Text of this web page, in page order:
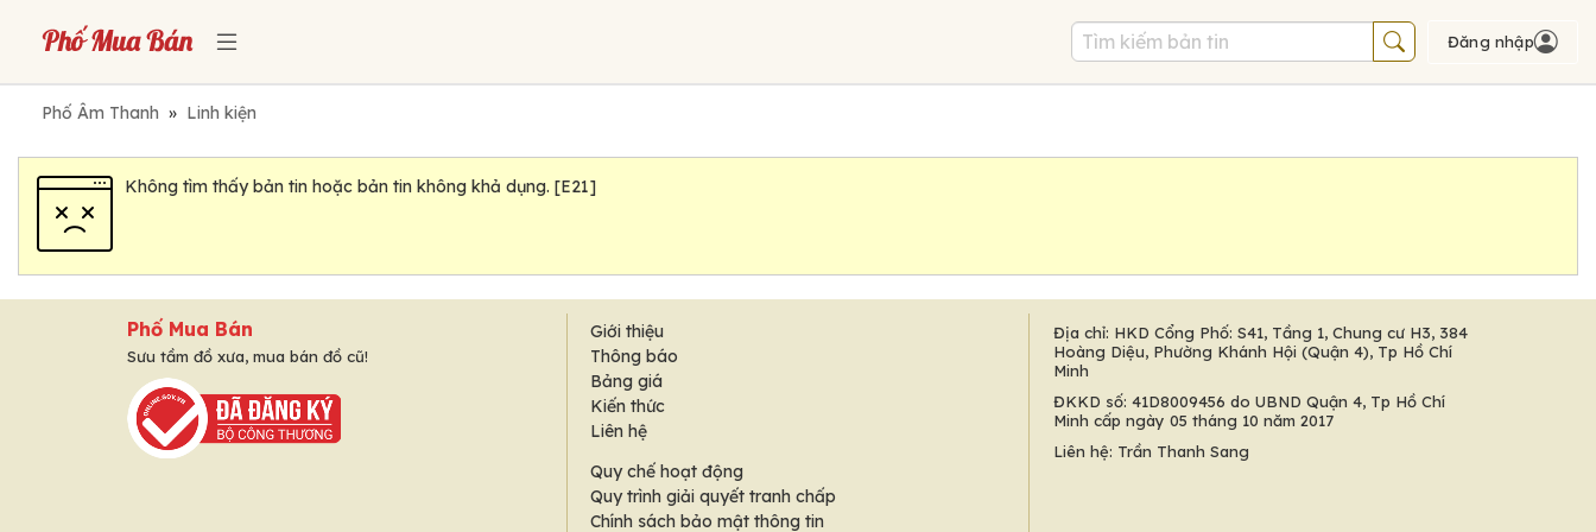
Đăng nhập
Phố Âm Thanh » Linh kiện
Không tìm thấy bản tin hoặc bản tin không khả dụng. [E21]
Phố Mua Bán
Sưu tầm đồ xưa, mua bán đồ cũ!
Giới thiệu
Thông báo
Bảng giá
Kiến thức
Liên hệ
Quy chế hoạt động
Quy trình giải quyết tranh chấp
Chính sách bảo mật thông tin
Địa chỉ: HKD Cổng Phố: S41, Tầng 1, Chung cư H3, 384
Hoàng Diệu, Phường Khánh Hội (Quận 4), Tp Hồ Chí
Minh
ĐKKD số: 41D8009456 do UBND Quận 4, Tp Hồ Chí
Minh cấp ngày 05 tháng 10 năm 2017
Liên hệ: Trần Thanh Sang